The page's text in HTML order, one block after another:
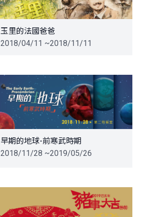
玉里的法國爸爸
2018/04/11 ~2018/11/11
早期的地球-前寒武時期
2018/11/28 ~2019/05/26